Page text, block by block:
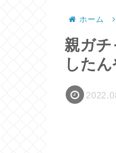
ホーム
親ガチ
したん